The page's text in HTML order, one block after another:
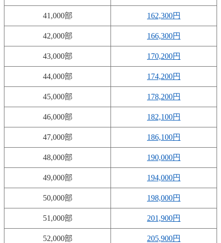
41,000部 162,300円
42,000部 166,300円
43,000部 170,200円
44,000部 174,200円
45,000部 178,200円
46,000部 182,100円
47,000部 186,100円
48,000部 190,000円
49,000部 194,000円
50,000部 198,000円
51,000部 201,900円
52,000部 205,900円